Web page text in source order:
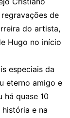
de
do artista,
Hugo no início
especiais da
eterno amigo e
há quase 10
e na